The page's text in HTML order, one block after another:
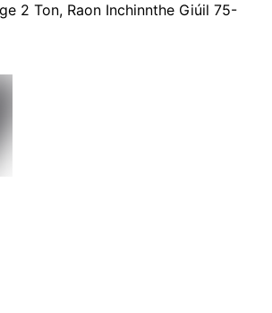
2 Ton, Raon Inchinnthe Giúil 75-